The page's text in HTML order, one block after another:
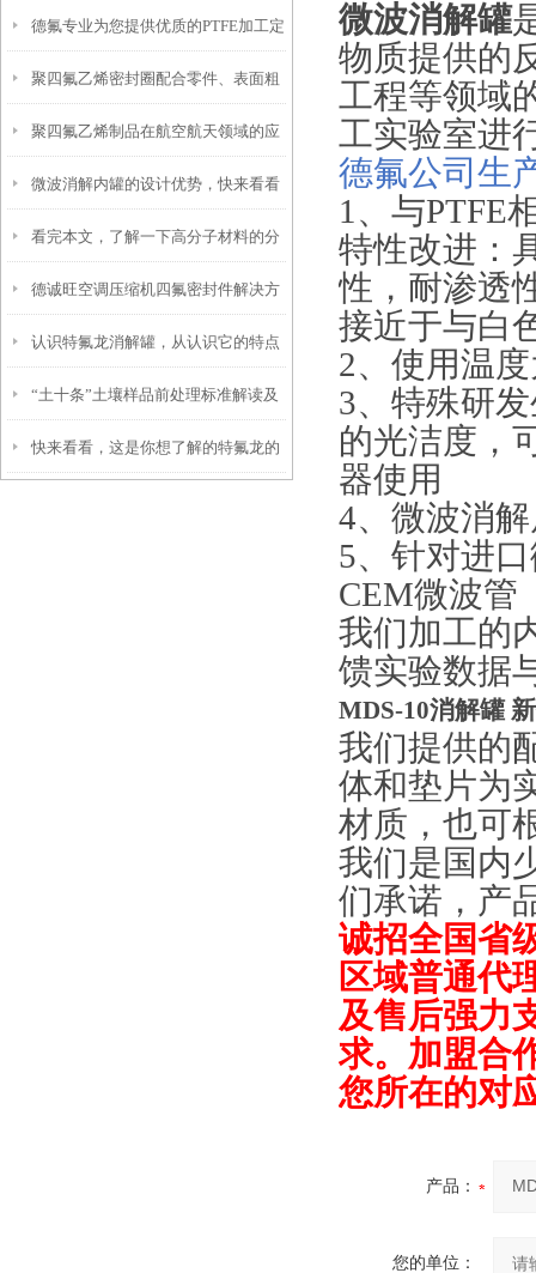
几种？
德氟专业为您提供优质的PTFE加工定
制服务
聚四氟乙烯密封圈配合零件、表面粗
糙度和硬度
聚四氟乙烯制品在航空航天领域的应
用
微波消解内罐的设计优势，快来看看
吧
看完本文，了解一下高分子材料的分
类
德诚旺空调压缩机四氟密封件解决方
案
认识特氟龙消解罐，从认识它的特点
开始
“土十条”土壤样品前处理标准解读及
解决方案
快来看看，这是你想了解的特氟龙的
微波消解罐
物质提供的
工程等领域
工实验室进
德氟公司生
1、与PTFE
特性改进：
性，耐渗透
接近于与白
2、使用温
3、特殊研
的光洁度，
器使用
4、微波消
5、针对进
CEM微波管
我们加工的
馈实验数据
MDS-10消解罐
我们提供的
体和垫片为
材质，也可
我们是国内
们承诺，产
诚招全国省
区域普通代
及售后强力
求。加盟合
您所在的对
产品：
您的单位：